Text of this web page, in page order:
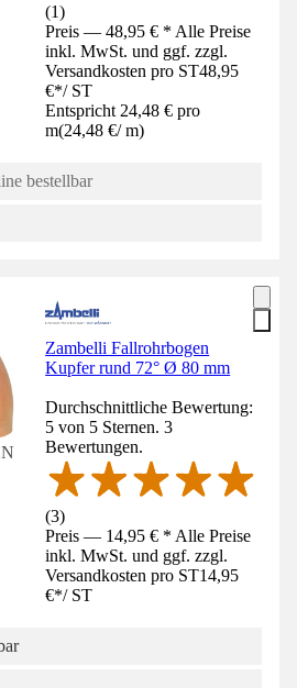
(1)
Preis — 48,95 € * Alle Preise
inkl. MwSt. und ggf. zzgl.
Versandkosten pro ST48,95
€*/ ST
Entspricht 24,48 € pro
m(24,48 €/ m)
bestellbar
Zambelli Fallrohrbogen
Kupfer rund 72° Ø 80 mm
Durchschnittliche Bewertung:
5 von 5 Sternen. 3
Bewertungen.
(3)
Preis — 14,95 € * Alle Preise
inkl. MwSt. und ggf. zzgl.
Versandkosten pro ST14,95
€*/ ST